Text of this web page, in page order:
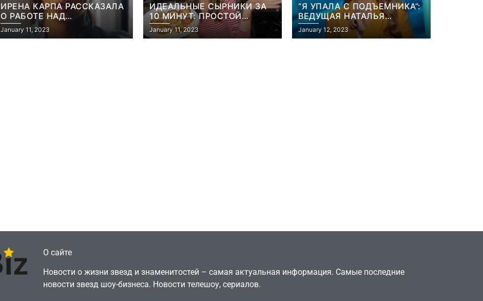
ИРЕНА КАРПА РАССКАЗАЛА
О РАБОТЕ НАД
РОМАНТИЧЕСКОЙ
КОМЕДИЕЙ, ГДЕ МИШИНА В
January 11, 2023
ИДЕАЛЬНЫЕ СЫРНИКИ ЗА
10 МИНУТ: ПРОСТОЙ
РЕЦЕПТ ОТ ТРЕНЕРА
“ЗВАЖЕНИХ І ЩАСЛИВИХ”
January 11, 2023
“Я УПАЛА С ПОДЪЕМНИКА”:
ВЕДУЩАЯ НАТАЛЬЯ
ОСТРОВСКАЯ РАССКАЗАЛА
О НЕПРИЯТНОМ
January 12, 2023
О сайте
Новости о жизни звезд и знаменитостей – самая актуальная информация. Самые последние
новости звезд шоу-бизнеса. Новости телешоу, сериалов.